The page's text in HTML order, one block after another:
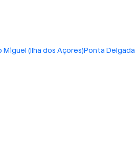
Miguel (Ilha dos Açores)Ponta Delgada